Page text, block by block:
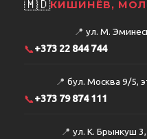
🇲🇩КИШИНЁВ,
📍 ул. М.
📞+373 22 844 744
📍 бул. Москва 9/5,
📞+373 79 874 111
📍 ул. К. Брынкуш